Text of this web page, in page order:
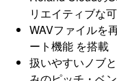
リエイティブな
WAVファイルを
ート機能 を搭載
扱いやすいノブ